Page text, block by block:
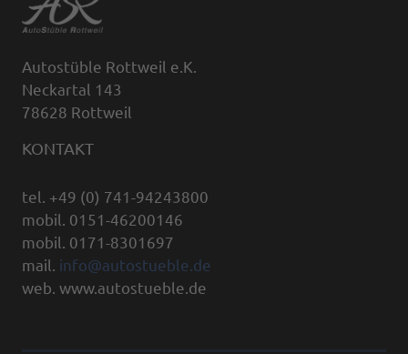
Autostüble Rottweil e.K.
Neckartal 143
78628 Rottweil
KONTAKT
tel. +49 (0) 741-94243800
mobil. 0151-46200146
mobil. 0171-8301697
mail. info@autostueble.de
web. www.autostueble.de